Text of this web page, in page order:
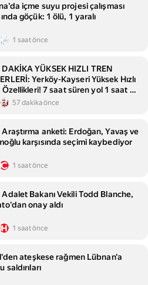
içme suyu projesi çalışması
göçük: 1 ölü, 1 yaralı
1 saat önce
DAKİKA YÜKSEK HIZLI TREN
Yerköy-Kayseri Yüksek Hızlı
Özellikleri! 7 saat süren yol 1 saat 45
düşecek
57 dakika önce
Araştırma anketi: Erdoğan, Yavaş ve
karşısında seçimi kaybediyor
1 saat önce
Adalet Bakanı Vekili Todd Blanche,
onay aldı
1 saat önce
ateşkese rağmen Lübnan'a
saldırıları